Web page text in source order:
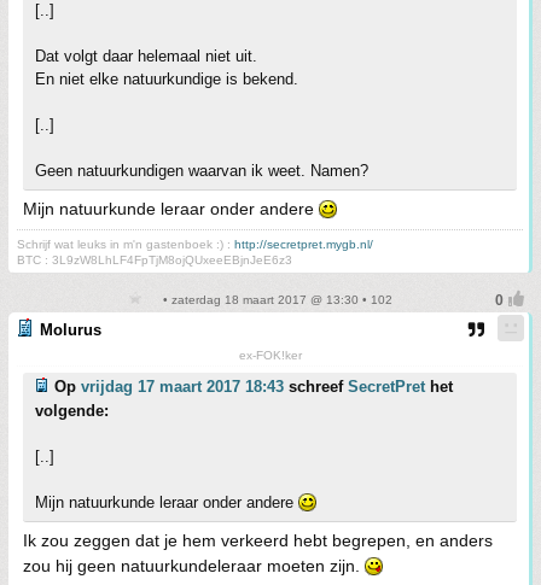
[..]
Dat volgt daar helemaal niet uit.
En niet elke natuurkundige is bekend.
[..]
Geen natuurkundigen waarvan ik weet. Namen?
Mijn natuurkunde leraar onder andere
Schrijf wat leuks in m'n gastenboek :) : http://secretpret.mygb.nl/
BTC : 3L9zW8LhLF4FpTjM8ojQUxeeEBjnJeE6z3
• zaterdag 18 maart 2017 @ 13:30 • 102
Molurus
ex-FOK!ker
Op vrijdag 17 maart 2017 18:43 schreef SecretPrethet
volgende:
[..]
Mijn natuurkunde leraar onder andere
Ik zou zeggen dat je hem verkeerd hebt begrepen, en anders
zou hij geen natuurkundeleraar moeten zijn.